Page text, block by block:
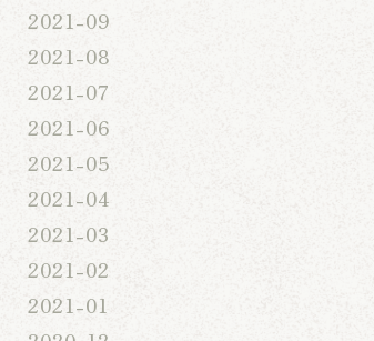
2021-09
2021-08
2021-07
2021-06
2021-05
2021-04
2021-03
2021-02
2021-01